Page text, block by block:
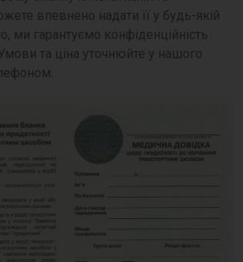
впевнено надати її у будь-якій
ми гарантуємо конфіденційність
та ціна уточнюйте у нашого